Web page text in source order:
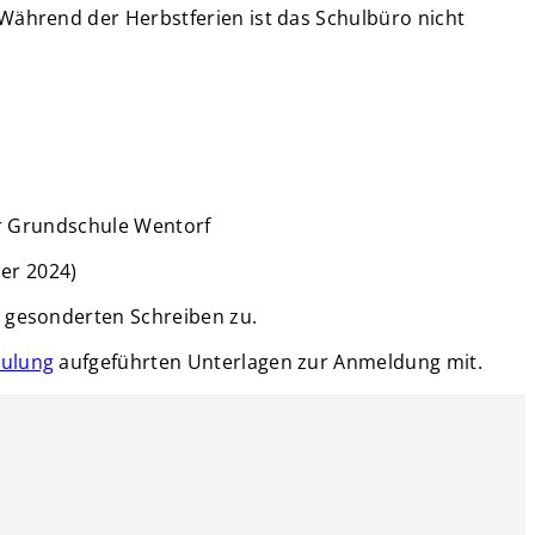
der Herbstferien ist das Schulbüro nicht
Wentorf
2024)
Schreiben zu.
aufgeführten Unterlagen zur Anmeldung mit.